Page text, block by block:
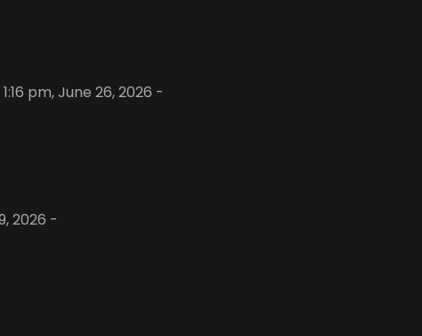
pm, June 26, 2026 -
2026 -